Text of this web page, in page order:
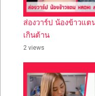
ส่องวาร์ป น้องข้าวแต
เกินต้าน
2 views